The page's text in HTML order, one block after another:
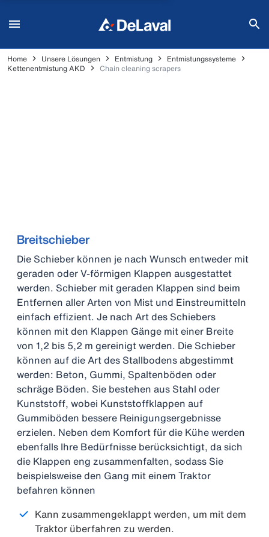
Home Unsere Lösungen Entmistung
Entmistungssysteme
Kettenentmistung AKD
Chain cleaning scrapers
Breitschieber
Die Schieber können je nach Wunsch entweder mit
geraden oder V-förmigen Klappen ausgestattet
werden. Schieber mit geraden Klappen sind beim
Entfernen aller Arten von Mist und Einstreumitteln
einfach effizient. Je nach Art des Schiebers
können mit den Klappen Gänge mit einer Breite
von 1,2 bis 5,2 m gereinigt werden. Die Schieber
können auf die Art des Stallbodens abgestimmt
werden: Beton, Gummi, Spaltenböden oder
schräge Böden. Sie bestehen aus Stahl oder
Kunststoff, wobei Kunststoffklappen auf
Gummiböden bessere Reinigungsergebnisse
erzielen. Neben dem Komfort für die Kühe werden
ebenfalls Ihre Bedürfnisse berücksichtigt, da sich
die Klappen eng zusammenfalten, sodass Sie
beispielsweise den Gang mit einem Traktor
befahren können
Kann zusammengeklappt werden, um mit dem
Traktor überfahren zu werden.